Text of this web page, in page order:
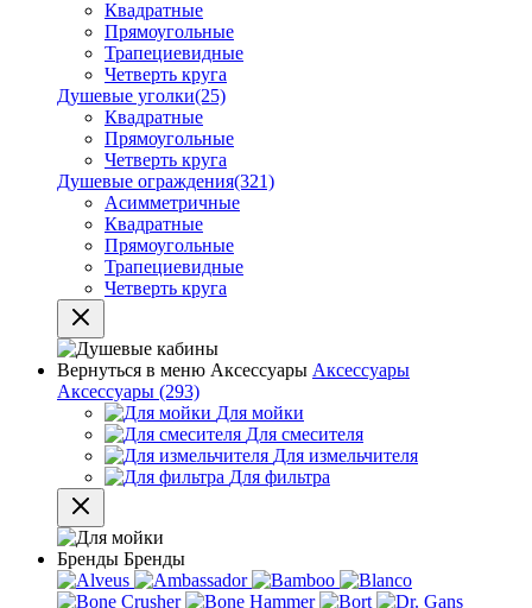
Квадратные
Прямоугольные
Трапециевидные
Четверть круга
Душевые уголки(25)
Квадратные
Прямоугольные
Четверть круга
Душевые ограждения(321)
Асимметричные
Квадратные
Прямоугольные
Трапециевидные
Четверть круга
Вернуться в меню Аксессуары Аксессуары
Аксессуары (293)
Для мойки
Для смесителя
Для измельчителя
Для фильтра
Бренды Бренды